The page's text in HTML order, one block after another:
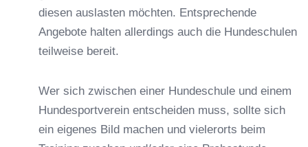
diesen auslasten möchten. Entsprechende
Angebote halten allerdings auch die Hundeschulen
teilweise bereit.
Wer sich zwischen einer Hundeschule und einem
Hundesportverein entscheiden muss, sollte sich
ein eigenes Bild machen und vielerorts beim